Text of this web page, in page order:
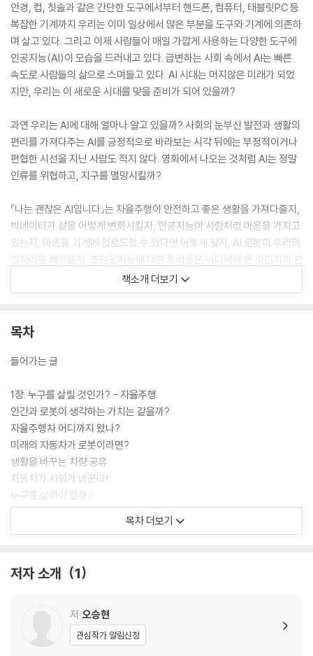
안경, 컵, 칫솔과 같은 간단한 도구에서부터 핸드폰, 컴퓨터, 태블릿PC 등
복잡한 기계까지 우리는 이미 일상에서 많은 부분을 도구와 기계에 의존하
며 살고 있다. 그리고 이제 사람들이 매일 가깝게 사용하는 다양한 도구에
인공지능(AI)이 모습을 드러내고 있다. 급변하는 사회 속에서 AI는 빠른
속도로 사람들의 삶으로 스며들고 있다. AI 시대는 머지않은 미래가 되었
지만, 우리는 이 새로운 시대를 맞을 준비가 되어 있을까?
과연 우리는 AI에 대해 얼마나 알고 있을까? 사회의 눈부신 발전과 생활의
편리를 가져다주는 AI를 긍정적으로 바라보는 시각 뒤에는 부정적이거나
편협한 시선을 지닌 사람도 적지 않다. 영화에서 나오는 것처럼 AI는 정말
인류를 위협하고, 지구를 멸망시킬까?
『나는 괜찮은 AI입니다』는 자율주행이 안전하고 좋은 생활을 가져다줄지,
빅데이터가 삶을 어떻게 변화시킬지, 인공지능이 사람처럼 마음을 가지고
있는지, 마음을 기계에 업로드할 수 있다면 어떻게 될지, AI 로봇이 우리의
일자리를 빼앗을지, 초인공지능에 대한 두려움은 어디에서 온 것인지와 관
련된 여섯 가지 질문에 답하면서 또 다른 질문을 던진다. 이 책이 건네는 물
음들은 청소년에게 윤리, 철학, 경제, 정치 등 다양한 시각에서 인공지능
록 『나는 괜찮은 AI입니다』와 함께 생각하고 고민하는 시간이 청소년들에
책소개 더보기
목차
들어가는 글
1장. 누구를 살릴 것인가? - 자율주행
인간과 로봇이 생각하는 가치는 같을까?
자율주행차 어디까지 왔나?
미래의 자동차가 로봇이라면?
생활을 바꾸는 차량 공유
자동차가 사회가 바꾼다!
누구를 살려야 할까?
보행자인가, 탑승자인가?
범죄를 미리 예측할 수 있다면?
빅데이터를 어디에 쓸까?
인공지능은 얼마나 객관적일까?
킬러 로봇만큼 위험한 편향
목차 더보기
저자 소개 1
저 오승현
관심작가 알림신청